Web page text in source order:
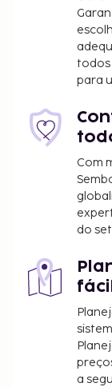
Depósito:
Incluímos
Tarifa de
ilimitadas)
A lista
os depósitos
sujeitos a
É possível
ao
todos
para
Com
do
fácil
a